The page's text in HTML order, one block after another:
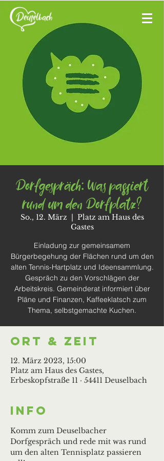
Dorfgespräch: Was passiert
rund um den Dorfplatz?
So., 12. März
  |
Platz am Haus des
Gastes
Einladung zur gemeinsamem
Bürgerbegehung der Flächen rund um den
alten Tennis-Hartplatz und Ideensammlung.
Gespräch zu den Vorschlägen der
Arbeitskreis. Gemeinderat informiert über
Pläne und Finanzen, Kaffeeklatsch zum
Thema, selbstgemachte Kuchen.
Ort & Zeit
12. März 2023, 15:00
Platz am Haus des Gastes,
Erbeskopfstraße 11 · 54411 Deuselbach
Info
Komm zum Deuselbacher
Dorfgespräch und rede mit was rund
um den alten Tennisplatz passieren